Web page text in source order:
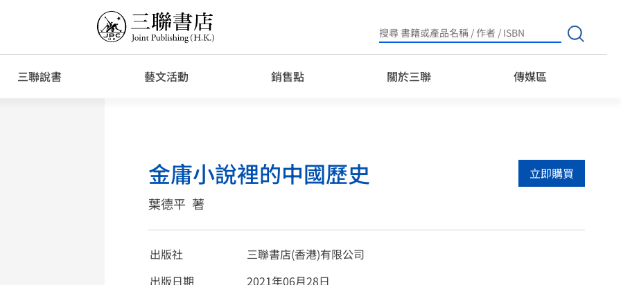
Search
for:
三聯說書 藝文活動 銷售點 關於三聯 傳媒區
金庸小說裡的中國歷史
葉德平 著
立即購買
出版社
三聯書店(香港)有限公司
出版日期
2021年06月28日